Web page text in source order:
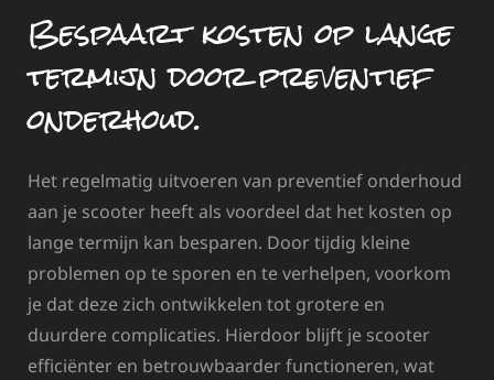
Bespaart kosten op lange
termijn door preventief
onderhoud.
Het regelmatig uitvoeren van preventief onderhoud
aan je scooter heeft als voordeel dat het kosten op
lange termijn kan besparen. Door tijdig kleine
problemen op te sporen en te verhelpen, voorkom
je dat deze zich ontwikkelen tot grotere en
duurdere complicaties. Hierdoor blijft je scooter
efficiënter en betrouwbaarder functioneren, wat